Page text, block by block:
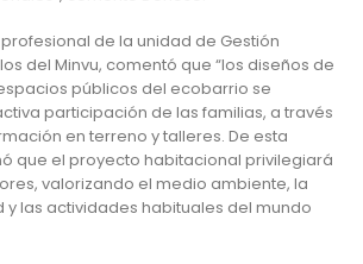
de la unidad de Gestión
del Minvu, comentó que “los diseños de
públicos del ecobarrio se
participación de las familias, a través
en terreno y talleres. De esta
que el proyecto habitacional privilegiará
valorizando el medio ambiente, la
y las actividades habituales del mundo